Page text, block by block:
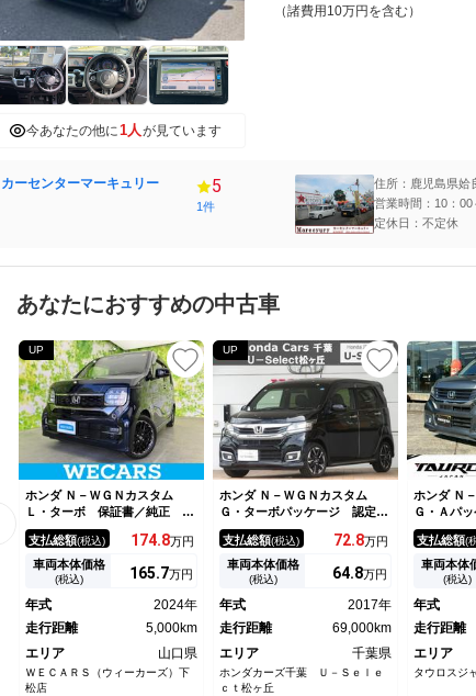
今あなたの他に1人が見ています
（諸費用10万円を含む）
カーセンターマーキュリー 5
1件
住所：鹿児島県姶
営業時間：10：00
定休日：不定休
あなたにおすすめの中古車
UP
ホンダ Ｎ－ＷＧＮカスタム
Ｌ・ターボ 保証書／純正 ９
インチ ナビ／衝突安全装置／
シートヒーター 前席／車線逸
脱防止支援システム／ドライブ
レコーダー 前後／ヘッドラン
Ｂｌｕｅｔｏｏｔｈ接続／ＥＴ
Ｃ２．０
支払総額(税込) 174.8万円
車両本体価格
(税込) 165.7万円
年式
2024年
走行距離
5,000km
エリア
山口県
ＷＥＣＡＲＳ（ウィーカーズ）下
松店
UP
ホンダ Ｎ－ＷＧＮカスタム
Ｇ・ターボパッケージ 認定中
古車 ディーラー保証 Ｂｌｕ
ｅｔｏｏｔｈ対応ナビ ＵＳＢ
入力端子 バックカメラ クル
ーズコントロール ターボ車
純正アルミホイール デスチャ
ージライト ベンチシート
支払総額(税込) 72.8万円
車両本体価格
(税込) 64.8万円
年式
2017年
走行距離
69,000km
エリア
千葉県
ホンダカーズ千葉 Ｕ－Ｓｅｌｅ
ｃｔ松ヶ丘
ホンダ Ｎ
Ｇ・Ａパ
取車／合皮
バックカ
ミホイー
ヘッドラ
シュスタ
／電動格納
支払総額(
車両本体
(税込)
年式
走行距離
エリア
タウロスジ